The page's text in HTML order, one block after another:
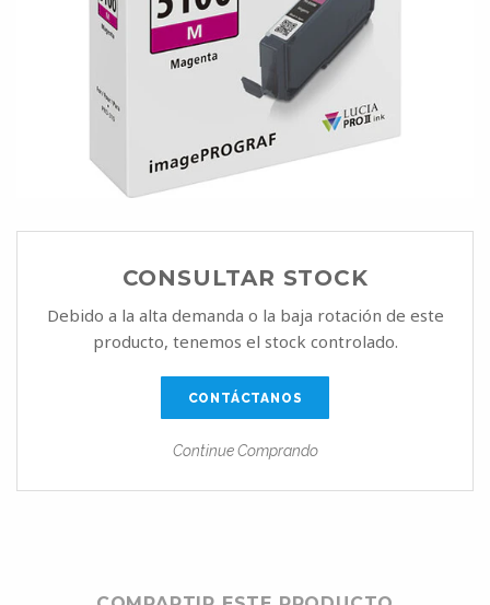
CONSULTAR STOCK
Debido a la alta demanda o la baja rotación de este
producto, tenemos el stock controlado.
CONTÁCTANOS
Continue Comprando